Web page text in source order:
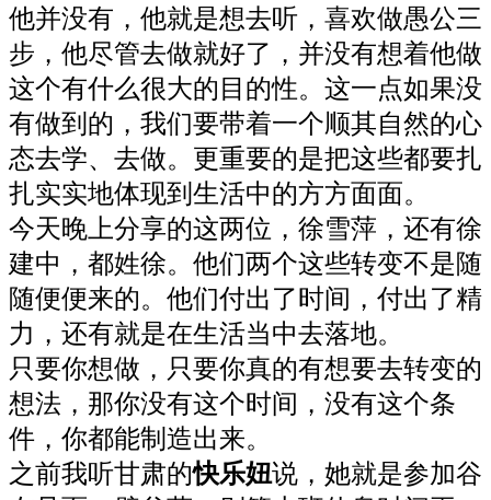
他并没有，他就是想去听，喜欢做愚公三
步，他尽管去做就好了，并没有想着他做
这个有什么很大的目的性。这一点如果没
有做到的，我们要带着一个顺其自然的心
态去学、去做。更重要的是把这些都要扎
扎实实地体现到生活中的方方面面。
今天晚上分享的这两位，徐雪萍，还有徐
建中，都姓徐。他们两个这些转变不是随
随便便来的。他们付出了时间，付出了精
力，还有就是在生活当中去落地。
只要你想做，只要你真的有想要去转变的
想法，那你没有这个时间，没有这个条
件，你都能制造出来。
之前我听甘肃的快乐妞说，她就是参加谷